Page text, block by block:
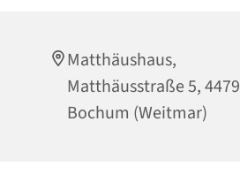
Matthäushaus,
Matthäusstraße 5,
Bochum (Weitmar)